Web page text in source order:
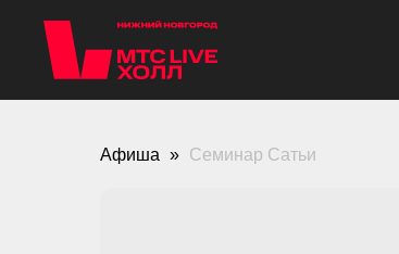
Афиша Семинар Сатьи